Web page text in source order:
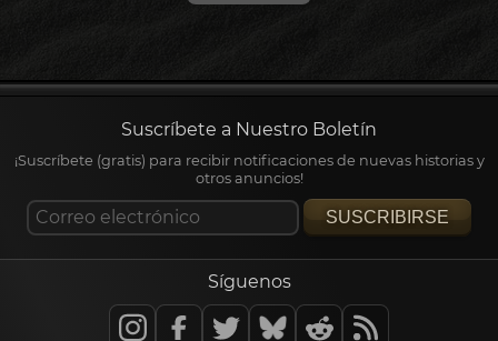
Suscríbete a Nuestro Boletín
¡Suscríbete (gratis) para recibir notificaciones de nuevas historias y
otros anuncios!
SUSCRIBIRSE
Síguenos